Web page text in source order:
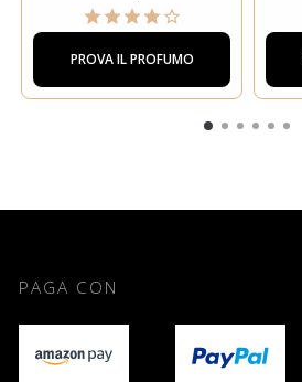
PROVA IL PROFUMO
PAGA CON